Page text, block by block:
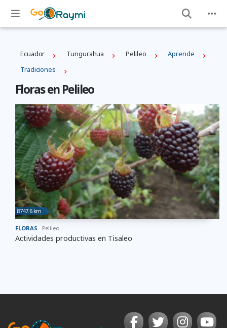
Ecuador Tungurahua Pelileo
Aprende
Tradiciones
Floras en Pelileo
8747.6 km
FLORAS Pelileo
Actividades productivas en Tisaleo